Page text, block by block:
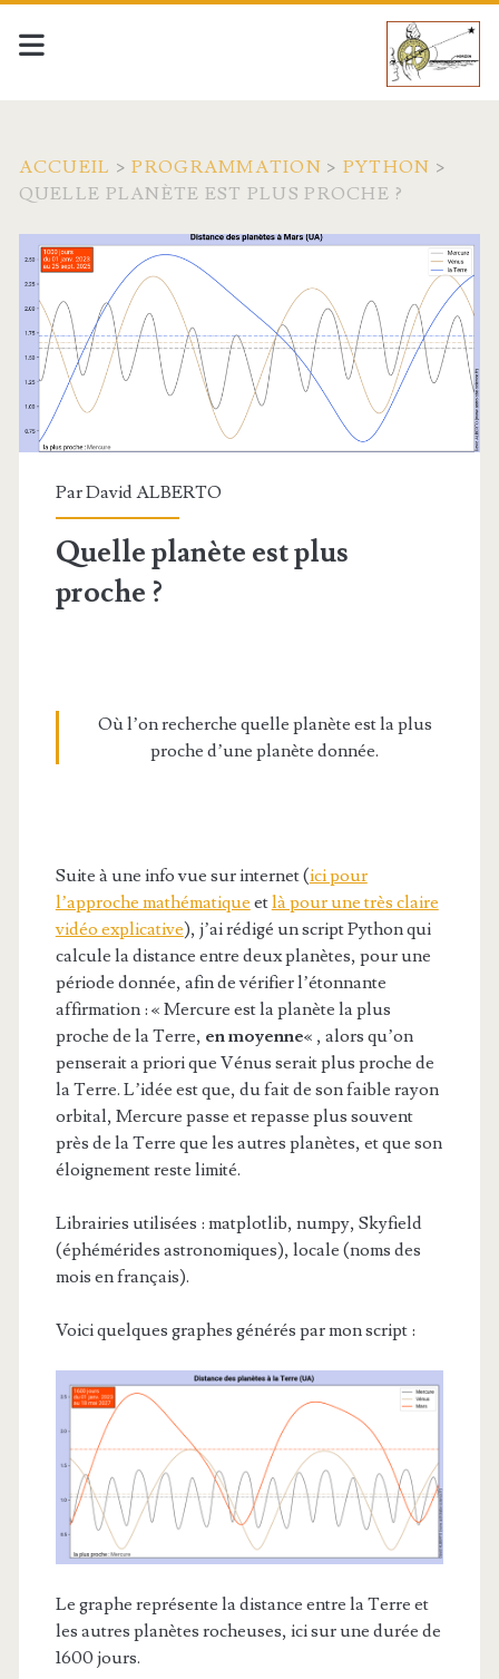
ACCUEIL >PROGRAMMATION > PYTHON >
QUELLE PLANÈTE EST PLUS PROCHE ?
ParDavid ALBERTO
Quelle planète est plus
proche ?
Où l’on recherche quelle planète est la plus
proche d’une planète donnée.
Suite à une info vue sur internet (ici pour
l’approche mathématique etlà pour une très claire
vidéo explicative), j’ai rédigé un script Python qui
calcule la distance entre deux planètes, pour une
période donnée, afin de vérifier l’étonnante
affirmation : « Mercure est la planète la plus
proche de la Terre, en moyenne« , alors qu’on
penserait a priori que Vénus serait plus proche de
la Terre. L’idée est que, du fait de son faible rayon
orbital, Mercure passe et repasse plus souvent
près de la Terre que les autres planètes, et que son
éloignement reste limité.
Librairies utilisées : matplotlib, numpy, Skyfield
(éphémérides astronomiques), locale (noms des
mois en français).
Voici quelques graphes générés par mon script :
Le graphe représente la distance entre la Terre et
les autres planètes rocheuses, ici sur une durée de
1600 jours.